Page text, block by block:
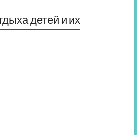
детей и их